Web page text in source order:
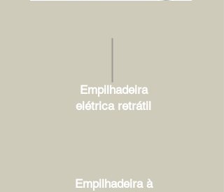
Empilhadeira
elétrica retrátil
Empilhadeira à